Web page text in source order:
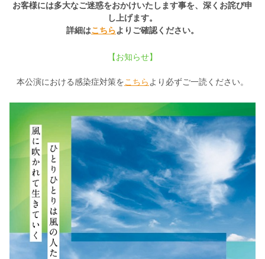
お客様には多大なご迷惑をおかけいたします事を、深くお詫び申
し上げます。
詳細はこちらよりご確認ください。
【お知らせ】
本公演における感染症対策をこちら より必ずご一読ください。